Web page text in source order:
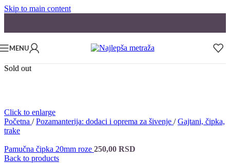
Skip to main content
MENU
Sold out
Click to enlarge
Početna / Pozamanterija: dodaci i oprema za šivenje / Gajtani, čipka,
trake
Pamučna čipka 20mm roze 250,00 RSD
Back to products